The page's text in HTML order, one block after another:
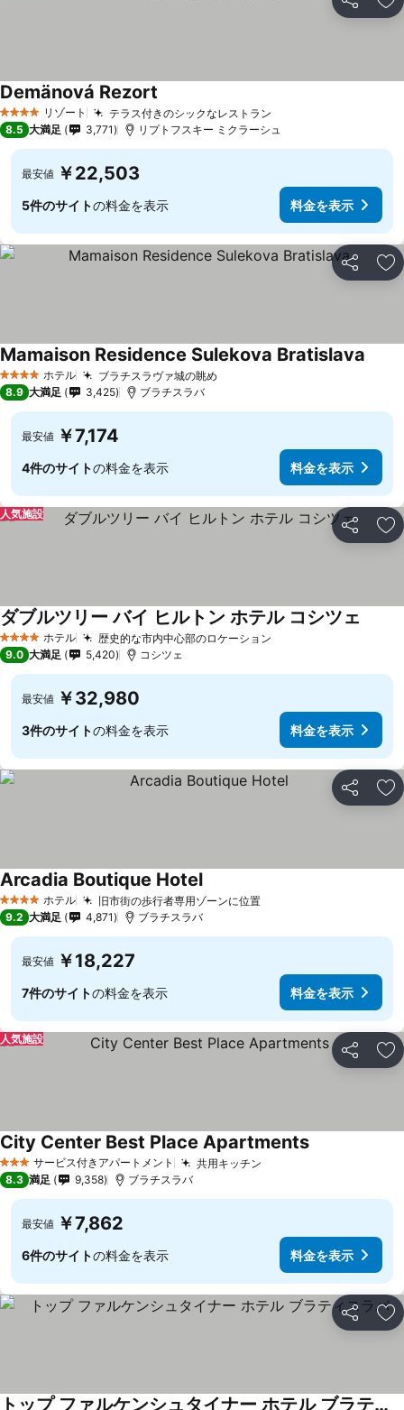
シェア お
4 ホテルのランク
リゾート テラス付きのシックなレストラン
Demänová Rezort
8.5 大満足 3,771 リプトフスキー ミクラーシュ
最安値 ￥22,503
5件のサイトの料金を表示 料金を表示
シェア お
4 ホテルのランク
ホテル ブラチスラヴァ城の眺め
Mamaison Residence Sulekova Bratislava
8.9 大満足 3,425 ブラチスラバ
最安値 ￥7,174
4件のサイトの料金を表示 料金を表示
シェア お
人気施設
4 ホテルのランク
ホテル 歴史的な市内中心部のロケーション
ダブルツリー バイ ヒルトン ホテル コシツェ
9.0 大満足 5,420 コシツェ
最安値 ￥32,980
3件のサイトの料金を表示 料金を表示
シェア お
4 ホテルのランク
ホテル 旧市街の歩行者専用ゾーンに位置
Arcadia Boutique Hotel
9.2 大満足 4,871 ブラチスラバ
最安値 ￥18,227
7件のサイトの料金を表示 料金を表示
シェア お
人気施設
3 ホテルのランク
サービス付きアパートメント 共用キッチン
City Center Best Place Apartments
8.3 満足 9,358 ブラチスラバ
最安値 ￥7,862
6件のサイトの料金を表示 料金を表示
シェア お
トップ ファルケンシュタイナー ホテル ブラティスラバ